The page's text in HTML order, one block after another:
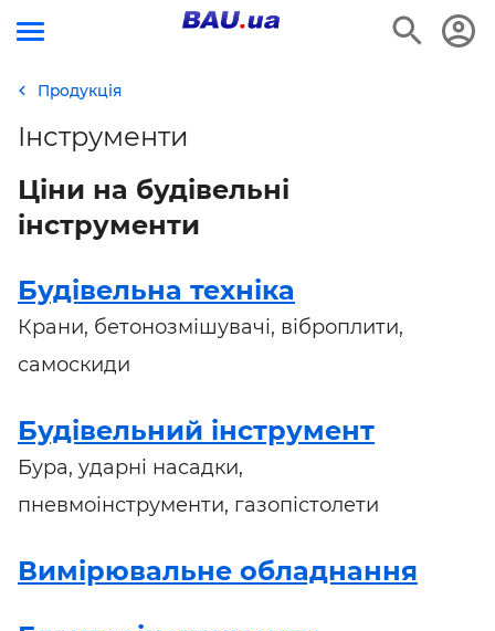
Продукція
Інструменти
Ціни на будівельні
інструменти
Будівельна техніка
Крани, бетонозмішувачі, віброплити,
самоскиди
Будівельний інструмент
Бура, ударні насадки,
пневмоінструменти, газопістолети
Вимірювальне обладнання